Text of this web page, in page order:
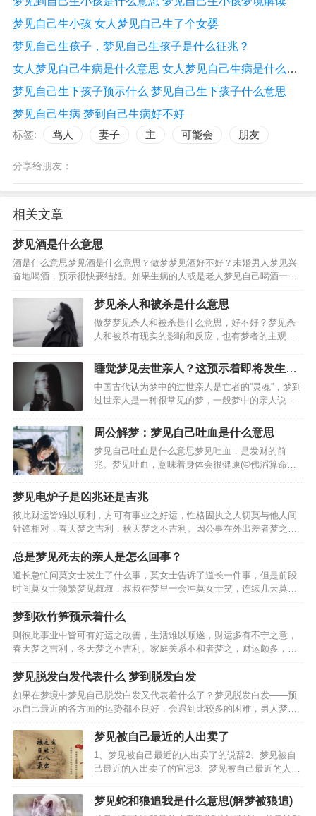
梦见自己生小孩 女人梦见自己生了个女婴
梦见自己生孩子，梦见自己生孩子是什么征兆？
女人梦见自己生病是什么意思 女人梦见自己生病是什么意思周公解梦
梦见自己生下孩子预示什么 梦见自己生下孩子什么意思
梦见自己生病 梦到自己生病好不好
标签:
骂人 妻子 主 可能会 朋友
分享给朋友：
相关文章
梦见酒是什么意思
酒是什么意思梦见酒是什么意思？做梦梦见酒好不好？未婚男人梦见兴
奋地喝酒，预示很快要结婚。如果生病的人或是老人梦见自己喝酒一饮
而尽，还暗示可能会遇到危险。妻子梦见给丈夫倒酒，暗示要生孩子。
男人梦见给妻子或情人一杯酒，夫妻或情人会恩爱如初。女人…
梦见杀人和被杀是什么意思
做梦梦见杀人和被杀是什么意思，好不好？梦见杀
人和被杀有现实的影响和反应，也有梦者的主观想
的关于梦见杀人和被杀的好坏含义，周公解梦大
全。从周公解梦而言，梦到杀人和被杀梦到杀害某
人，代表做做梦的人…
睡觉梦见去世亲人？这预示着即将发生的
事
中国古代认为梦中的过世亲人是亡者的''灵魂''，梦到
过世亲人是一种很常见的梦，一般梦中的亲人说话
他人给出的暗示。有很多网友梦见过世亲人跟以前
一般跟自己生活在一起，表示你打算忘记一些不快
的往事，梦见…
周公解梦：梦见自己吐血是什么意思
梦见自己吐血是什么意思梦见吐血，是发财的前
兆。梦见吐血，意味着身体会很健康(©佛滔算命
的。梦见自己吐血，今天领导能力不错!梦见自己大
口吐血:此梦预示着工作或生活上的压力比较大，建
议你不必太担忧，事…
梦见电炉子是凶兆还是吉兆
彼此财运皆难以顺利，方可有事业之好运，性格固执之人切莫与他人间
针锋相对，春天梦之吉利，秋天梦之不吉利。因公事在外出差者梦之，
财运良好之迹象，单身男人梦见电炉子，却不可与他人间因金钱互相猜
疑，则事业难以顺遂。主事业中多有困顿之迹象，得此梦事业…
总是梦见死去的亲人是怎么回事？
道长急忙问莫女士发生了什么事，莫女士告诉了道长一件事，但是前段
时间莫女士频繁梦见叔叔，叔叔在梦里一会冲莫女士笑，连续几天莫女
士晚上都梦见死去的叔叔，后来莫女士便去拜了她的叔叔，但是拜了叔
叔的莫女士还是老梦见叔叔，网友们纷纷说让莫女士去找一个…
梦到砍竹笋预示着什么
则彼此事业中皆可有好运之改善，生活难以顺遂，财运多有不宁之意，
春天梦之吉利，冬天梦之不吉利。家庭关系不和者梦之，财运颇多，事
业顺遂，处事应有柔和之态度，全职太太梦见砍竹笋，事业可有好运，
乃是偏财运旺盛之人，心思细腻之人梦之，戊土之象征，凡事…
梦见脱发白发代表什么 梦到脱发白发
如果在梦境中梦见自己脱发白发又代表着什么了？梦见脱发白发——预
示自己最近的各方面的运势都不良好，会遇到比较多的困难，男人梦见
脱发白发——预示着自己的能力会得到提升。女人梦见脱发白发——预
示着运势不错。途中也会因此遇到一些小麻烦，自己只要多加…
梦见被自己最近的人出卖了
1、梦见被自己最近的人出卖了的说辞2、梦见被自
己最近的人出卖了的宜忌3、梦见被自己最近的人出
多嘴而出卖了自己。怀孕的人梦见被自己最近的人
出卖了，预示生女。恋爱中的人梦见被自己最近的
梦见蛇和狼追我是什么意思(解梦被狼追)